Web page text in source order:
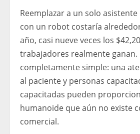
Reemplazar a un solo
con un robot costaría
año, casi nueve veces los
trabajadores realmente ganan.
completamente simple: una
al paciente y personas
capacitadas pueden
humanoide que aún no existe
comercial.